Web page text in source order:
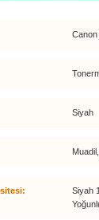
Siyah
Siyah